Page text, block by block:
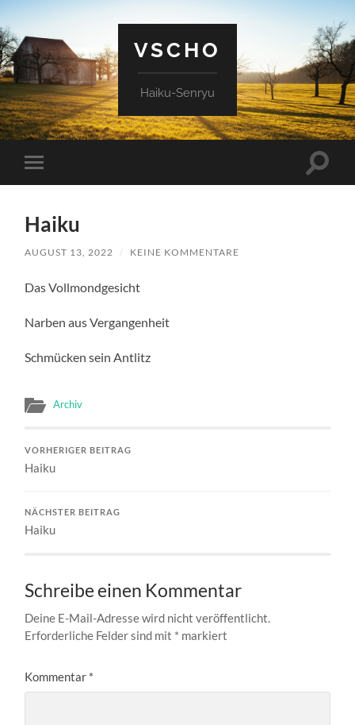
VSCHO
Haiku-Senryu
Mobile-
Menü
Haiku
AUGUST 13, 2022 / KEINE KOMMENTARE
Das Vollmondgesicht
Narben aus Vergangenheit
Schmücken sein Antlitz
Archiv
VORHERIGER BEITRAG
Haiku
NÄCHSTER BEITRAG
Haiku
Schreibe einen Kommentar
Deine E-Mail-Adresse wird nicht veröffentlicht.
Erforderliche Felder sind mit * markiert
Kommentar *